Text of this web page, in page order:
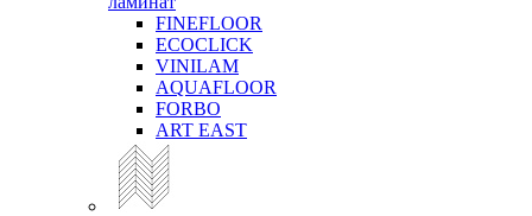
FINEFLOOR
ECOCLICK
VINILAM
AQUAFLOOR
FORBO
ART EAST